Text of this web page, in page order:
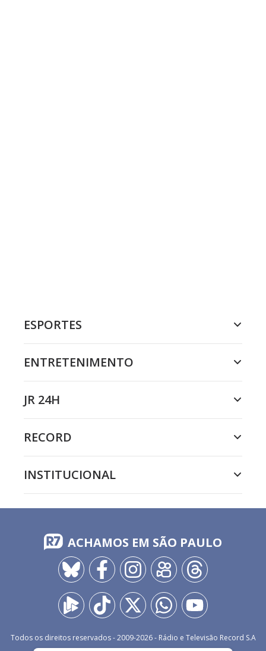
ESPORTES
ENTRETENIMENTO
JR 24H
RECORD
INSTITUCIONAL
ACHAMOS EM SÃO PAULO
Todos os direitos reservados - 2009-2026- Rádio e Televisão Record S.A